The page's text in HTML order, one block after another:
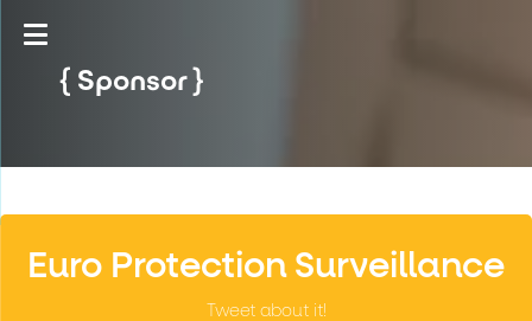
Sponsor
Euro Protection Surveillance
Tweet about it!